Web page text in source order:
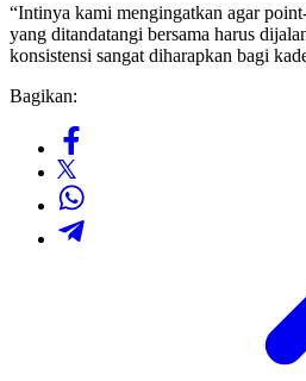
“Intinya kami mengingatkan agar
yang ditandatangi bersama harus
konsistensi sangat diharapkan bagi
Bagikan: